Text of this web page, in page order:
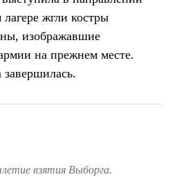
жгли костры
изображавшие
на прежнем месте.
взятия Выборга.